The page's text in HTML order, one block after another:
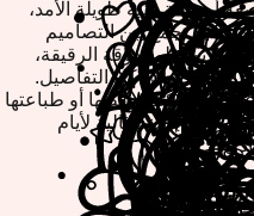
أو متعة فنية طويلة الأمد،
تجمع بين التصاميم
الكريمة المخفوقة الرقيقة،
وخصص كل التفاصيل.
التي يمكنك حفظها أو طباعتها
المجانية مثالية لأيام
الشهيرة